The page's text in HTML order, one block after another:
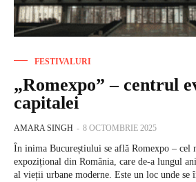
FESTIVALURI
„Romexpo” – centrul
capitalei
AMARA SINGH - 8 OCTOMBRIE 2025
În inima Bucureștiului se află Romexpo – cel
expozițional din România, care de-a lungul
al vieții urbane moderne. Este un loc unde se